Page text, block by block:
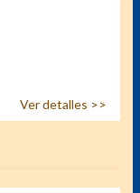
Ver detalles >>